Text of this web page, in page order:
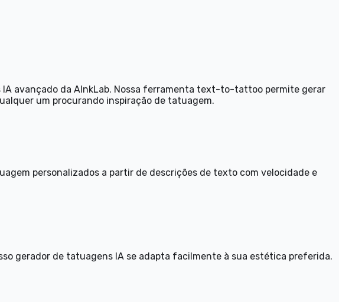
avançado da AInkLab. Nossa ferramenta text-to-tattoo permite gerar
um procurando inspiração de tatuagem.
personalizados a partir de descrições de texto com velocidade e
gerador de tatuagens IA se adapta facilmente à sua estética preferida.